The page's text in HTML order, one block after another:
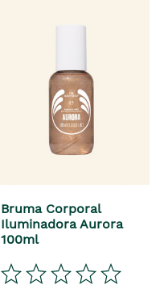
Bruma Corporal
Iluminadora Aurora
100ml